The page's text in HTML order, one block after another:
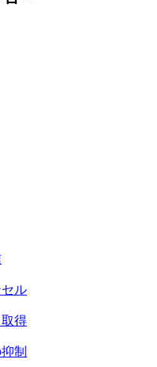
ル
得
制